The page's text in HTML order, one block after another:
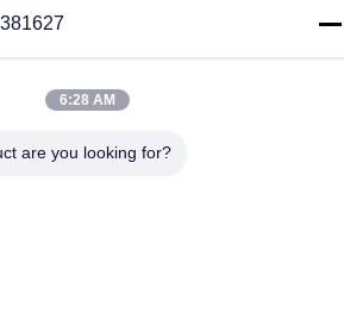
-PC Lieferant. Copyright-© 2024-2026
Computer Co., Ltd. . Alle Rechte
Aufgehoben.
6:28 AM
are you looking for?